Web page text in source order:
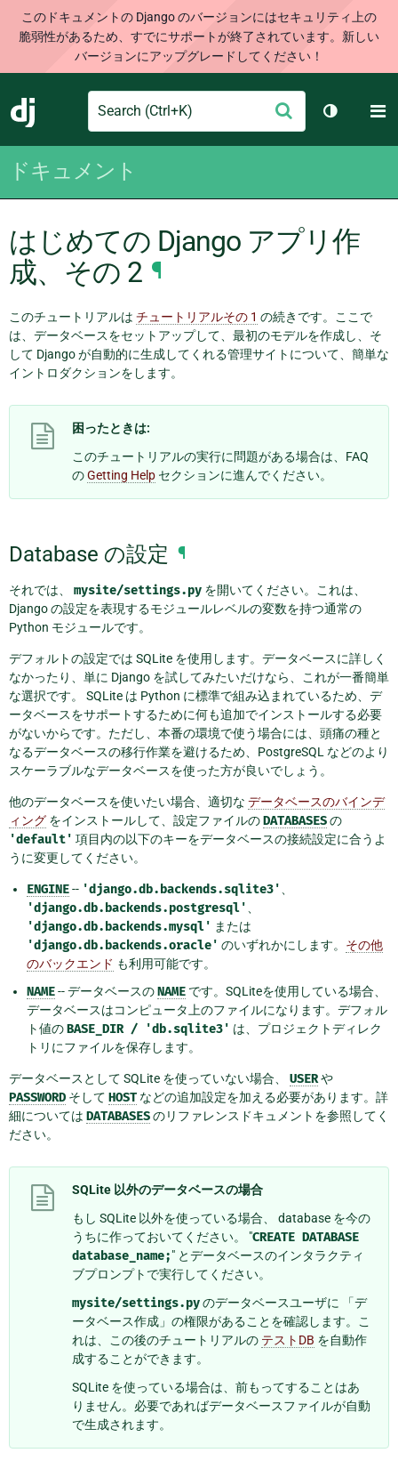
このドキュメントの Django のバージョンにはセキュリティ上の
脆弱性があるため、すでにサポートが終了されています。新しい
バージョンにアップグレードしてください！
Django
Search
信
テーマを
ドキュメント
はじめての Django アプリ作
成、その 2 ¶
このチュートリアルは チュートリアルその 1 の続きです。ここで
は、データベースをセットアップして、最初のモデルを作成し、そ
して Django が自動的に生成してくれる管理サイトについて、簡単な
イントロダクションをします。
困ったときは:
このチュートリアルの実行に問題がある場合は、FAQ
のGetting Help セクションに進んでください。
Database の設定 ¶
それでは、 mysite/settings.py を開いてください。これは、
Django の設定を表現するモジュールレベルの変数を持つ通常の
Python モジュールです。
デフォルトの設定では SQLite を使用します。データベースに詳しく
なかったり、単に Django を試してみたいだけなら、これが一番簡単
な選択です。 SQLite は Python に標準で組み込まれているため、デ
ータベースをサポートするために何も追加でインストールする必要
がないからです。ただし、本番の環境で使う場合には、頭痛の種と
なるデータベースの移行作業を避けるため、PostgreSQL などのより
スケーラブルなデータベースを使った方が良いでしょう。
他のデータベースを使いたい場合、適切な データベースのバインデ
ィング をインストールして、設定ファイルのDATABASESの
'default' 項目内の以下のキーをデータベースの接続設定に合うよ
うに変更してください。
ENGINE-- 'django.db.backends.sqlite3'
'django.db.backends.postgresql'
'django.db.backends.mysql' または
'django.db.backends.oracle' のいずれかにします。 その他
のバックエンド も利用可能です。
NAME-- データベースのNAME です。SQLiteを使用している場合、
データベースはコンピュータ上のファイルになります。デフォル
ト値のBASE_DIR / 'db.sqlite3' は、プロジェクトディレク
トリにファイルを保存します。
データベースとして SQLite を使っていない場合、 USERや
PASSWORD そして HOST などの追加設定を加える必要があります。詳
細については DATABASESのリファレンスドキュメントを参照してく
ださい。
SQLite 以外のデータベースの場合
もし SQLite 以外を使っている場合、 database を今の
うちに作っておいてください。 "CREATE DATABASE
database_name;" とデータベースのインタラクティ
ブプロンプトで実行してください。
mysite/settings.pyのデータベースユーザに 「デ
ータベース作成」の権限があることを確認します。こ
れは、この後のチュートリアルの テストDB を自動作
成することができます。
SQLite を使っている場合は、前もってすることはあ
りません。必要であればデータベースファイルが自動
で生成されます。